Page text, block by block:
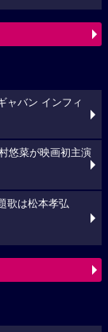
ャバン インフィ
悠菜が映画初主演
歌は松本孝弘